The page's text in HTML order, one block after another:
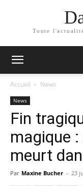
Toute
Accueil News
News
Fin
magique
meurt
Par Maxine Bucher - 23